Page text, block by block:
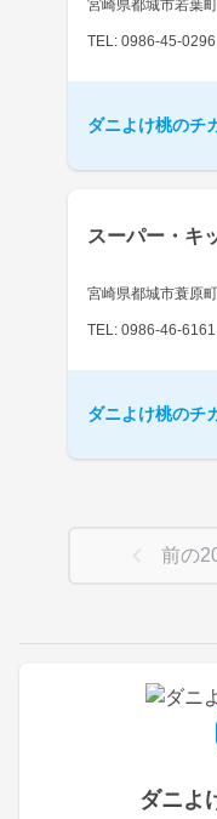
ダニよ
宮崎県都城市若葉
TEL: 0986-45-0296
ダニよけ桃のチ
スーパー・キ
宮崎県都城市蓑原
TEL: 0986-46-6161
ダニよけ桃のチ
前の